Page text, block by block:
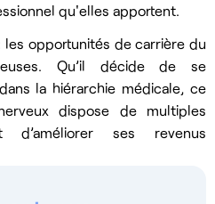
qu'elles apportent.
opportunités de carrière du
Qu’il décide de se
la hiérarchie médicale, ce
dispose de multiples
d’améliorer ses revenus